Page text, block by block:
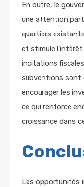
En outre, le
une attention
quartiers
et stimule
incitations
subventions sont
encourager les
ce qui renforce
croissance dans
Les opportunités